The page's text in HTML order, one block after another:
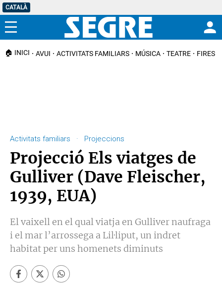
CATALÀ
Menú
🏠 INICI AVUI ACTIVITATS FAMILIARS MÚSICA TEATRE FIRES I
Activitats familiars · Projeccions
Projecció Els viatges de
Gulliver (Dave Fleischer,
1939, EUA)
El vaixell en el qual viatja en Gulliver naufraga
i el mar l’arrossega a Lil·liput, un indret
habitat per uns homenets diminuts